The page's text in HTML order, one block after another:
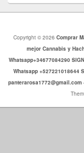
Copyright © 2026 Comprar
mejor Cannabis y
Whatsapp+34677084290
Whatsapp +527221018644
panterarosa1772@gmail.com